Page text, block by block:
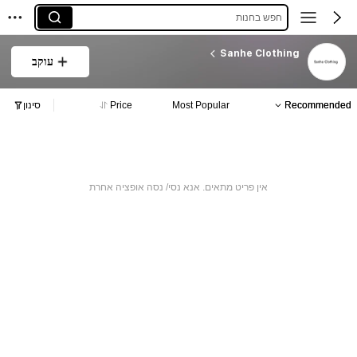
חפש בחנות
Sanhe Clothing
עוקב
Recommended
Most Popular
Price סינון
אין פריט מתאים. אנא נסי/ נסה אופציה אחרת